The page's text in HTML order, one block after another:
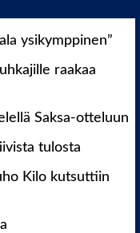
ysikymppinen”
raakaa
Saksa-otteluun
tulosta
Kilo kutsuttiin